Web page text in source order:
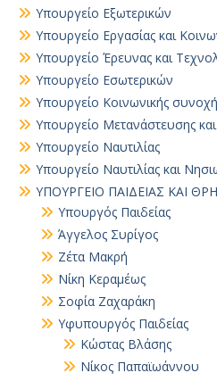
Υπουργείο Εξωτερικών
Υπουργείο Εργασίας και
Υπουργείο Έρευνας και
Υπουργείο Εσωτερικών
Υπουργείο Κοινωνικής
Υπουργείο Μετανάστευσης
Υπουργείο Ναυτιλίας
Υπουργείο Ναυτιλίας και
ΥΠΟΥΡΓΕΙΟ ΠΑΙΔΕΙΑΣ ΚΑΙ
Yπουργός Παιδείας
Άγγελος Συρίγος
Ζέτα Μακρή
Νίκη Κεραμέως
Σοφία Ζαχαράκη
Υφυπουργός Παιδείας
Κώστας Βλάσης
Νίκος Παπαϊωάννου